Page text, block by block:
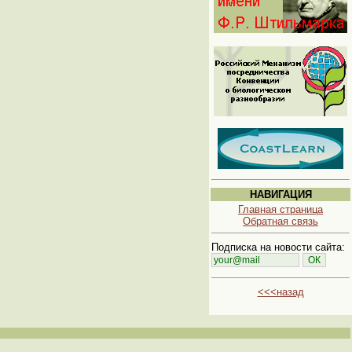
НАВИГАЦИЯ
Главная страница
Обратная связь
Подписка на новости сайта:
<<<назад